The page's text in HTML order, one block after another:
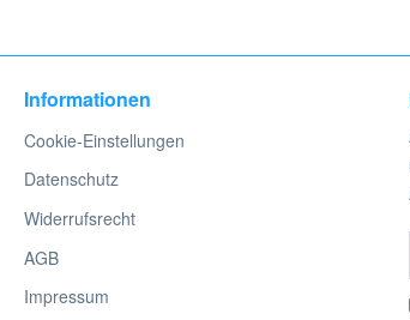
Informationen
Cookie-Einstellungen
Datenschutz
Widerrufsrecht
AGB
Impressum